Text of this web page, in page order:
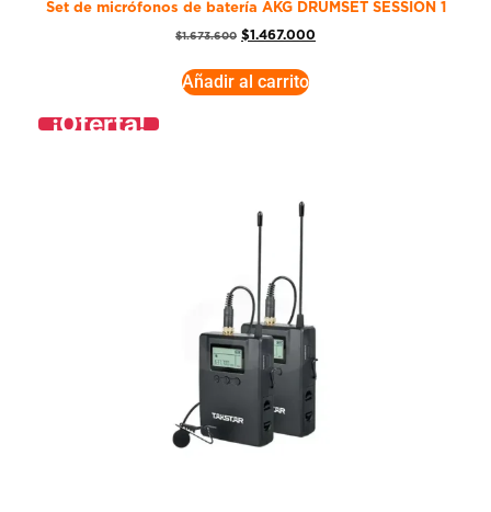
Set de micrófonos de batería AKG DRUMSET SESSION 1
$1.673.600 $1.467.000
Añadir al carrito
¡Oferta!